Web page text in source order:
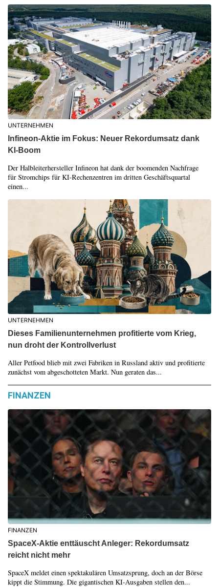
UNTERNEHMEN
Infineon-Aktie im Fokus: Neuer Rekordumsatz dank
KI-Boom
Der Halbleiterhersteller Infineon hat dank der boomenden Nachfrage
für Stromchips für KI-Rechenzentren im dritten Geschäftsquartal
einen...
UNTERNEHMEN
Dieses Familienunternehmen profitierte vom Krieg,
nun droht der Kontrollverlust
Aller Petfood blieb mit zwei Fabriken in Russland aktiv und profitierte
zunächst vom abgeschotteten Markt. Nun geraten das...
FINANZEN
FINANZEN
SpaceX-Aktie enttäuscht Anleger: Rekordumsatz
reicht nicht mehr
SpaceX meldet einen spektakulären Umsatzsprung, doch an der Börse
kippt die Stimmung. Die gigantischen KI-Ausgaben stellen den...